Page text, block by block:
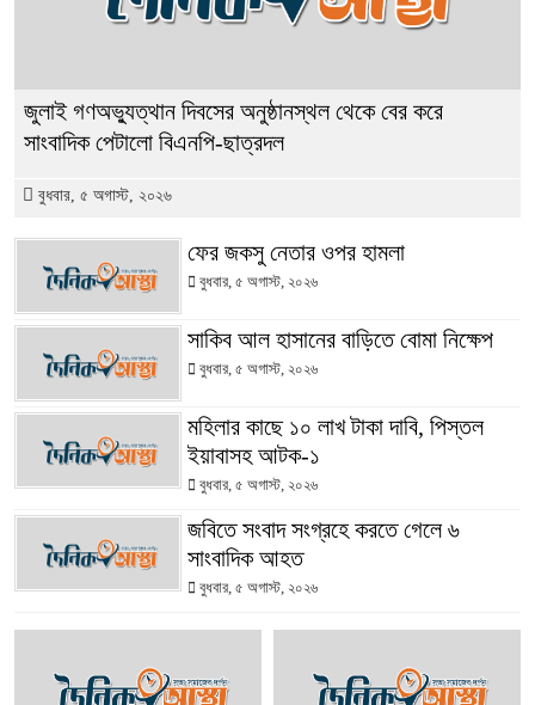
জুলাই গণঅভ্যুত্থান দিবসের অনুষ্ঠানস্থল থেকে বের করে
সাংবাদিক পেটালো বিএনপি-ছাত্রদল
বুধবার, ৫ অগাস্ট, ২০২৬
ফের জকসু নেতার ওপর হামলা
বুধবার, ৫ অগাস্ট, ২০২৬
সাকিব আল হাসানের বাড়িতে বোমা নিক্ষেপ
বুধবার, ৫ অগাস্ট, ২০২৬
মহিলার কাছে ১০ লাখ টাকা দাবি, পিস্তল
ইয়াবাসহ আটক-১
বুধবার, ৫ অগাস্ট, ২০২৬
জবিতে সংবাদ সংগ্রহে করতে গেলে ৬
সাংবাদিক আহত
বুধবার, ৫ অগাস্ট, ২০২৬